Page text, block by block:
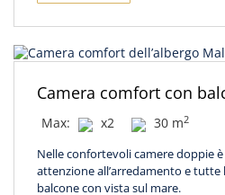
Camera comfort con
Max: x2 30 m2
Nelle confortevoli camere doppie
attenzione all’arredamento e
balcone con vista sul mare.